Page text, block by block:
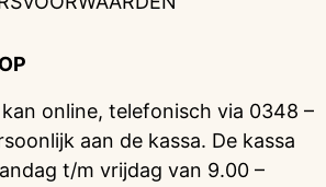
online, telefonisch via 0348 –
aan de kassa. De kassa
t/m vrijdag van 9.00 –